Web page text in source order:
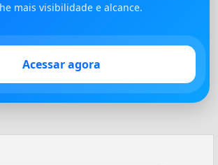
mais visibilidade e alcance.
Acessar agora